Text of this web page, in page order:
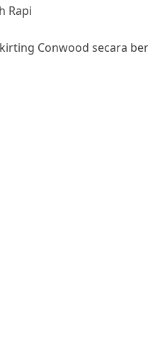
Rapi
Conwood secara